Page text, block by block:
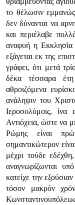
το θέλωσιν
δεν δύνανται να
και περιέλαβε
αναφυή η
εξάγεται εκ της
γράφει, ότι μετά
δέκα τέσσαρα
αθροιζόμενα
ανάληψιν του
Ιεροσολύμοις,
Αντιόχεια, ώστε να
Ρώμης είναι
σημαντικώτερον
μέχρι τούδε
αναγνωρίζωνται
κατείχε την
τόσον μακρόν